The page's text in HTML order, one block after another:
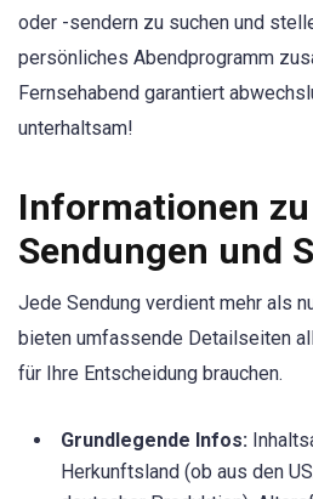
oder -sendern zu suchen und
persönliches Abendprogramm
Fernsehabend garantiert
unterhaltsam!
Informationen
Sendungen und
Jede Sendung verdient mehr als
bieten umfassende Detailseiten
für Ihre Entscheidung brauchen.
Grundlegende Infos:
Herkunftsland (ob aus den